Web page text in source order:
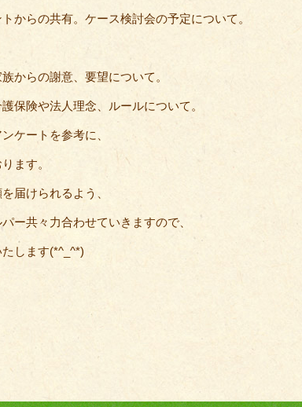
からの共有。ケース検討会の予定について。
からの謝意、要望について。
保険や法人理念、ルールについて。
ケートを参考に、
ます。
届けられるよう、
ー共々力合わせていきますので、
します(*^_^*)